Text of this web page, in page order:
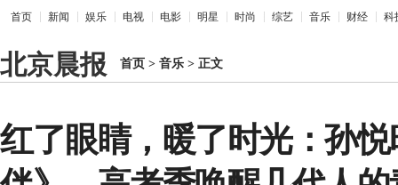
首页 新闻 娱乐 电视 电影 明星 时尚 综艺 音乐 财经 科
北京晨报 首页 > 音乐 > 正文
红了眼睛，暖了时光：孙